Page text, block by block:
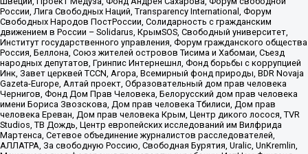
России, Лига Свободных Наций, Transparеncy International, Форум
Свободных Народов ПостРоссии, Солидарность с гражданским
движением в России – Solidarus, КрымSOS, Свободный университет,
Институт государственного управления, Форум гражданского общества
Россия, Беллона, Союз жителей островов Тисима и Хабомаи, Съезд
народных депутатов, Гринпис Интернешнл, Фонд борьбы с коррупцией
Инк, Завет церквей TCCN, Агора, Всемирный фонд природы, BDR Novaja
Gazeta-Europe, Алтай проект, Образовательный дом прав человека
Чернигов, Фонд Дом Прав Человека, Белорусский дом прав человека
имени Бориса Звозскова, Дом прав человека Тбилиси, Дом прав
человека Ереван, Дом прав человека Крым, Центр дикого лосося, TVR
Studios, ТВ Дождь, Центр европейских исследований им Вилфрида
Мартенса, Сетевое объединение журналистов расследователей,
АЛЛАТРА, За свободную Россию, Свободная Бурятия, Uralic, UnKremlin,